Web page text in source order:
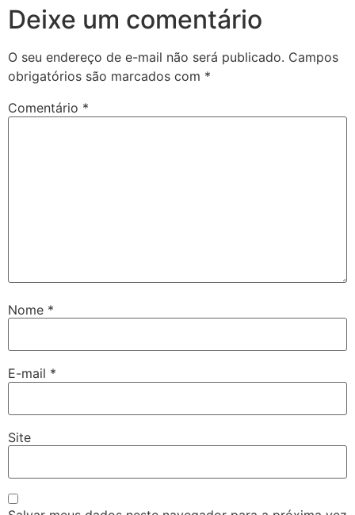
Deixe um comentário
O seu endereço de e-mail não será publicado. Campos
obrigatórios são marcados com *
Comentário *
Nome *
E-mail *
Site